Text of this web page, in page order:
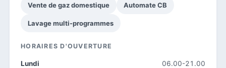
Vente de gaz domestique Automate CB
Lavage multi-programmes
HORAIRES D'OUVERTURE
Lundi 06.00-21.00